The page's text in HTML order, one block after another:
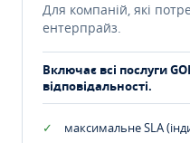
Для компаній, які
ентерпрайз.
Включає всі послуги
відповідальності.
максимальне SLA